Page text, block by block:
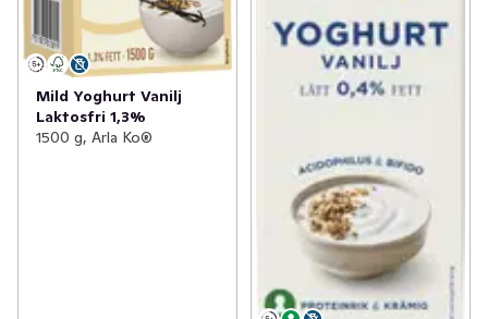
Mild Yoghurt Vanilj
Laktosfri 1,3%
1500 g, Arla Ko®